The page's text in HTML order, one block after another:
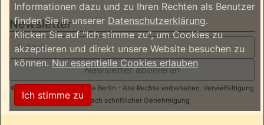
Newsletter
Newsletter abonieren
© 2026 ReggaeInBerlin.de Berlin - Alle Rechte vorbehalten. Vervielfältigung
nur nach schriftlicher Genehmigung
Informationen dazu und zu Ihren Rechten als Benutzer
finden Sie in unserer Datenschutzerklärung.
Klicken Sie auf "Ich stimme zu", um Cookies zu
akzeptieren und direkt unsere Website besuchen zu
können.Nur essentielle Cookies erlauben
Ich stimme zu